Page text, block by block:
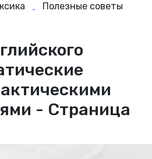
Полезные советы
- Страница